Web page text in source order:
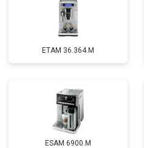
ETAM 36.364.M
ESAM 6900.M